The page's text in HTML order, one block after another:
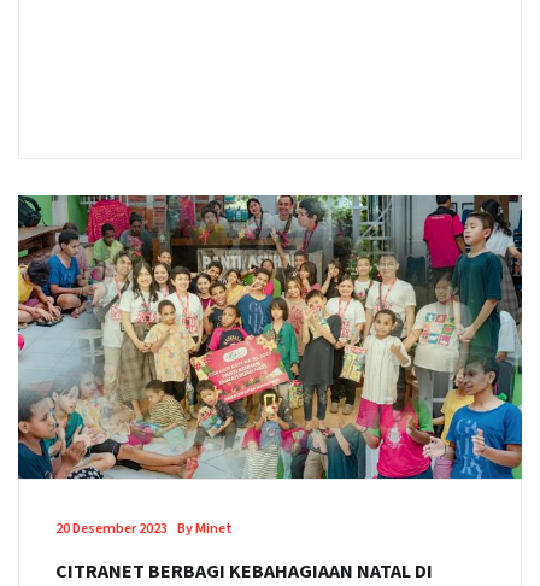
20 Desember 2023 By Minet
CITRANET BERBAGI KEBAHAGIAAN NATAL DI